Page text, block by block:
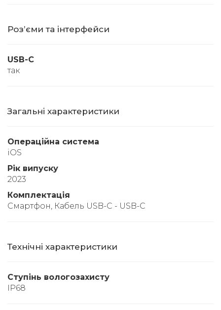
Розʼєми та інтерфейси
USB-C
так
Загальні характеристики
Операційна система
iOS
Рік випуску
2023
Комплектація
Смартфон, Кабель USB-C - USB-C
Технічні характеристики
Ступінь вологозахисту
IP68